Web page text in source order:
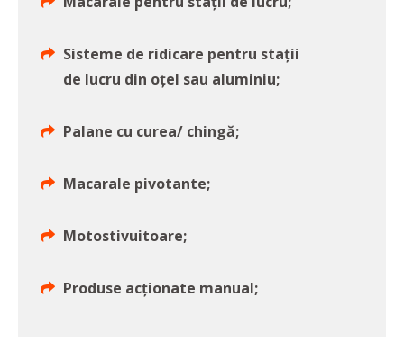
Sisteme de ridicare pentru stații
de lucru din oțel sau aluminiu;
Palane cu curea/ chingă;
Macarale pivotante;
Motostivuitoare;
Produse acționate manual;